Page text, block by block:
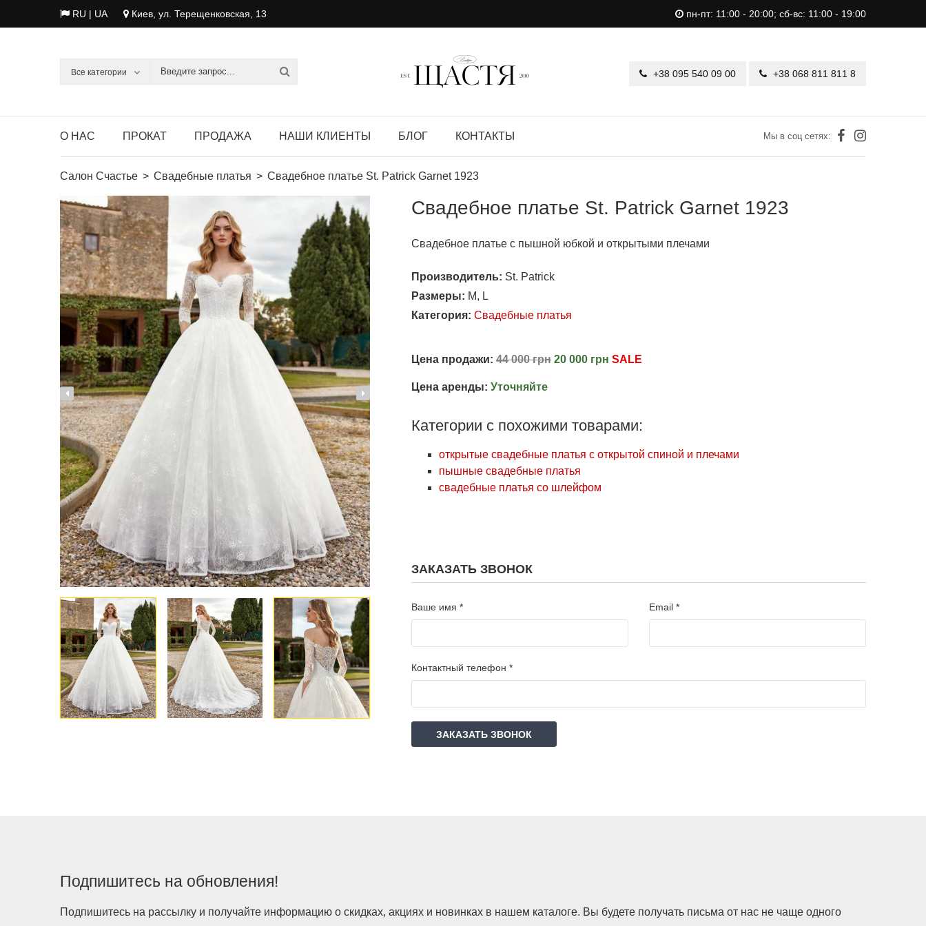
RU | UA Киев, ул. Терещенковская, 13 пн-пт: 11:00 - 20:00; сб-вс: 11:00 - 19:00
Все категории +38 095 540 09 00 +38 068 811 811 8
О НАС ПРОКАТ ПРОДАЖА НАШИ КЛИЕНТЫ БЛОГ КОНТАКТЫ Мы в соц сетях:
Салон Счастье Свадебные платья Свадебное платье St. Patrick Garnet 1923
Свадебное платье St. Patrick Garnet 1923
Свадебное платье с пышной юбкой и открытыми плечами
Производитель: St. Patrick
Размеры: M, L
Категория: Свадебные платья
Цена продажи: 44 000 грн 20 000 грн SALE
Цена аренды: Уточняйте
Категории с похожими товарами:
открытые свадебные платья с открытой спиной и плечами
пышные свадебные платья
свадебные платья со шлейфом
ЗАКАЗАТЬ ЗВОНОК
Ваше имя * Email *
Контактный телефон *
ЗАКАЗАТЬ ЗВОНОК
Подпишитесь на обновления!
Подпишитесь на рассылку и получайте информацию о скидках, акциях и новинках в нашем каталоге. Вы будете получать письма от нас не чаще одного